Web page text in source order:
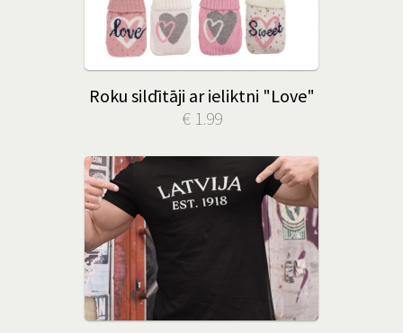
Roku sildītāji ar ieliktni "Love"
€ 1.99